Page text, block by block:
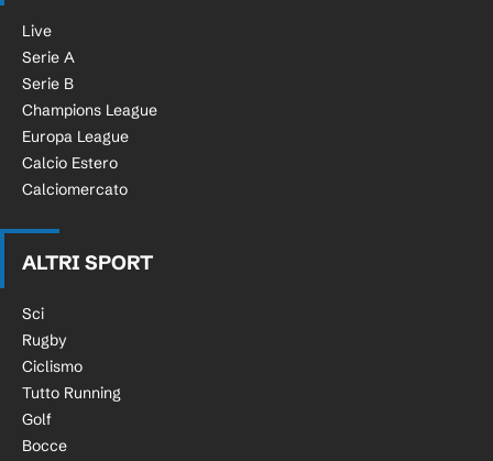
Live
Serie A
Serie B
Champions League
Europa League
Calcio Estero
Calciomercato
ALTRI SPORT
Sci
Rugby
Ciclismo
Tutto Running
Golf
Bocce